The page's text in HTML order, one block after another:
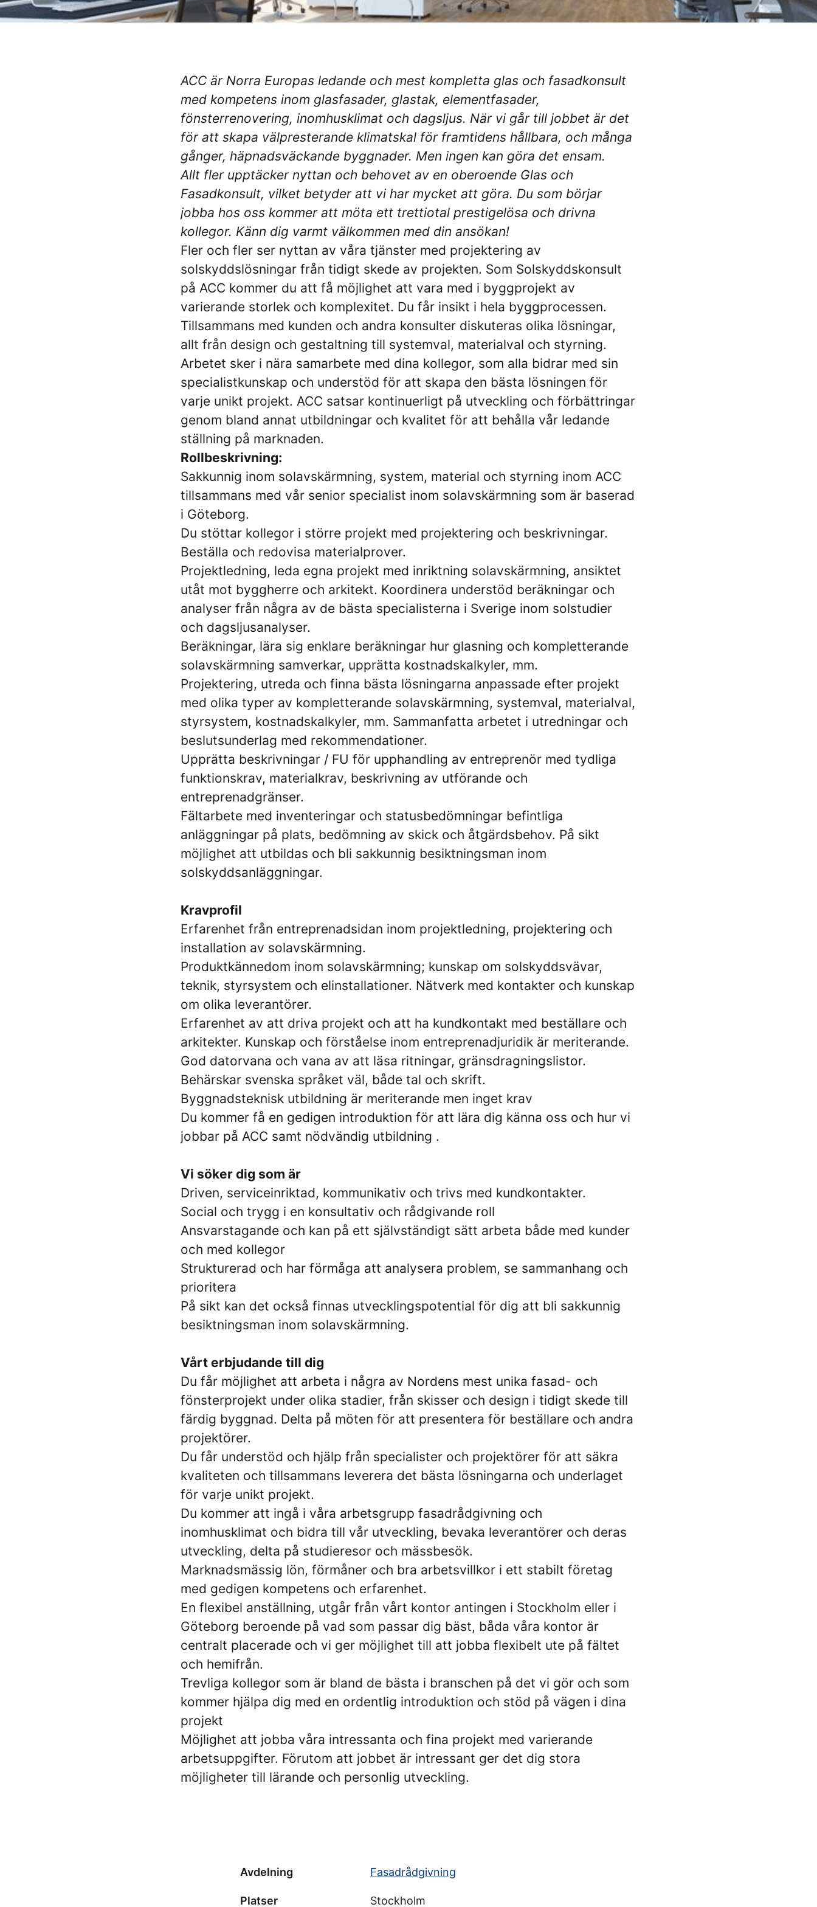
ACC är Norra Europas ledande och mest kompletta glas och fasadkonsult
med kompetens inom glasfasader, glastak, elementfasader,
fönsterrenovering, inomhusklimat och dagsljus. När vi går till jobbet är det
för att skapa välpresterande klimatskal för framtidens hållbara, och många
gånger, häpnadsväckande byggnader. Men ingen kan göra det ensam.
Allt fler upptäcker nyttan och behovet av en oberoende Glas och
Fasadkonsult, vilket betyder att vi har mycket att göra. Du som börjar
jobba hos oss kommer att möta ett trettiotal prestigelösa och drivna
kollegor. Känn dig varmt välkommen med din ansökan!
Fler och fler ser nyttan av våra tjänster med projektering av
solskyddslösningar från tidigt skede av projekten. Som Solskyddskonsult
på ACC kommer du att få möjlighet att vara med i byggprojekt av
varierande storlek och komplexitet. Du får insikt i hela byggprocessen.
Tillsammans med kunden och andra konsulter diskuteras olika lösningar,
allt från design och gestaltning till systemval, materialval och styrning.
Arbetet sker i nära samarbete med dina kollegor, som alla bidrar med sin
specialistkunskap och understöd för att skapa den bästa lösningen för
varje unikt projekt. ACC satsar kontinuerligt på utveckling och förbättringar
genom bland annat utbildningar och kvalitet för att behålla vår ledande
ställning på marknaden.
Rollbeskrivning:
Sakkunnig inom solavskärmning, system, material och styrning inom ACC
tillsammans med vår senior specialist inom solavskärmning som är baserad
i Göteborg.
Du stöttar kollegor i större projekt med projektering och beskrivningar.
Beställa och redovisa materialprover.
Projektledning, leda egna projekt med inriktning solavskärmning, ansiktet
utåt mot byggherre och arkitekt. Koordinera understöd beräkningar och
analyser från några av de bästa specialisterna i Sverige inom solstudier
och dagsljusanalyser.
Beräkningar, lära sig enklare beräkningar hur glasning och kompletterande
solavskärmning samverkar, upprätta kostnadskalkyler, mm.
Projektering, utreda och finna bästa lösningarna anpassade efter projekt
med olika typer av kompletterande solavskärmning, systemval, materialval,
styrsystem, kostnadskalkyler, mm. Sammanfatta arbetet i utredningar och
beslutsunderlag med rekommendationer.
Upprätta beskrivningar / FU för upphandling av entreprenör med tydliga
funktionskrav, materialkrav, beskrivning av utförande och
entreprenadgränser.
Fältarbete med inventeringar och statusbedömningar befintliga
anläggningar på plats, bedömning av skick och åtgärdsbehov. På sikt
möjlighet att utbildas och bli sakkunnig besiktningsman inom
solskyddsanläggningar.
Kravprofil
Erfarenhet från entreprenadsidan inom projektledning, projektering och
installation av solavskärmning.
Produktkännedom inom solavskärmning; kunskap om solskyddsvävar,
teknik, styrsystem och elinstallationer. Nätverk med kontakter och kunskap
om olika leverantörer.
Erfarenhet av att driva projekt och att ha kundkontakt med beställare och
arkitekter. Kunskap och förståelse inom entreprenadjuridik är meriterande.
God datorvana och vana av att läsa ritningar, gränsdragningslistor.
Behärskar svenska språket väl, både tal och skrift.
Byggnadsteknisk utbildning är meriterande men inget krav
Du kommer få en gedigen introduktion för att lära dig känna oss och hur vi
jobbar på ACC samt nödvändig utbildning .
Vi söker dig som är
Driven, serviceinriktad, kommunikativ och trivs med kundkontakter.
Social och trygg i en konsultativ och rådgivande roll
Ansvarstagande och kan på ett självständigt sätt arbeta både med kunder
och med kollegor
Strukturerad och har förmåga att analysera problem, se sammanhang och
prioritera
På sikt kan det också finnas utvecklingspotential för dig att bli sakkunnig
besiktningsman inom solavskärmning.
Vårt erbjudande till dig
Du får möjlighet att arbeta i några av Nordens mest unika fasad- och
fönsterprojekt under olika stadier, från skisser och design i tidigt skede till
färdig byggnad. Delta på möten för att presentera för beställare och andra
projektörer.
Du får understöd och hjälp från specialister och projektörer för att säkra
kvaliteten och tillsammans leverera det bästa lösningarna och underlaget
för varje unikt projekt.
Du kommer att ingå i våra arbetsgrupp fasadrådgivning och
inomhusklimat och bidra till vår utveckling, bevaka leverantörer och deras
utveckling, delta på studieresor och mässbesök.
Marknadsmässig lön, förmåner och bra arbetsvillkor i ett stabilt företag
med gedigen kompetens och erfarenhet.
En flexibel anställning, utgår från vårt kontor antingen i Stockholm eller i
Göteborg beroende på vad som passar dig bäst, båda våra kontor är
centralt placerade och vi ger möjlighet till att jobba flexibelt ute på fältet
och hemifrån.
Trevliga kollegor som är bland de bästa i branschen på det vi gör och som
kommer hjälpa dig med en ordentlig introduktion och stöd på vägen i dina
projekt
Möjlighet att jobba våra intressanta och fina projekt med varierande
arbetsuppgifter. Förutom att jobbet är intressant ger det dig stora
möjligheter till lärande och personlig utveckling.
Avdelning Fasadrådgivning
Platser Stockholm